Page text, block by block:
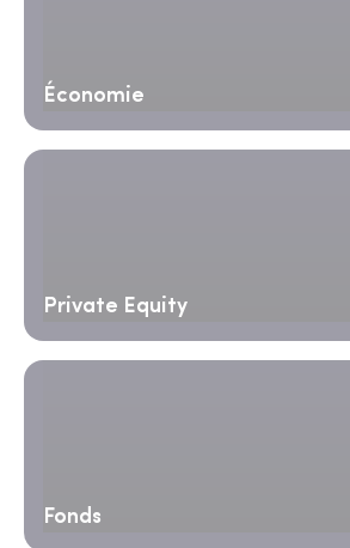
Économie
Private Equity
Fonds